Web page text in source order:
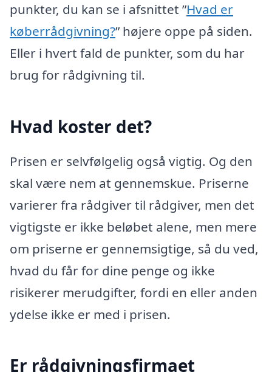
punkter, du kan se i afsnittet ”Hvad er
køberrådgivning?” højere oppe på siden.
Eller i hvert fald de punkter, som du har
brug for rådgivning til.
Hvad koster det?
Prisen er selvfølgelig også vigtig. Og den
skal være nem at gennemskue. Priserne
varierer fra rådgiver til rådgiver, men det
vigtigste er ikke beløbet alene, men mere
om priserne er gennemsigtige, så du ved,
hvad du får for dine penge og ikke
risikerer merudgifter, fordi en eller anden
ydelse ikke er med i prisen.
Er rådgivningsfirmaet